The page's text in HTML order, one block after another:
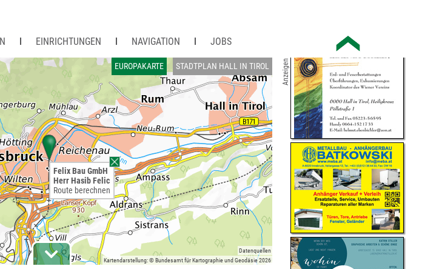
EINRICHTUNGEN NAVIGATION JOBS
EUROPAKARTE STADTPLAN HALL IN TIROL
Kartendarstellung: © Bundesamt für Kartographie und Geodäsie 2026
Datenquellen
Felix Bau GmbH
Herr Hasib Felic
Route berechnen
Anzeigen